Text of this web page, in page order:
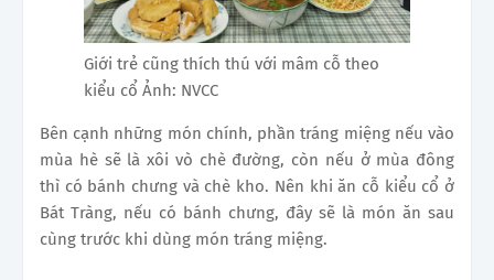
Giới trẻ cũng thích thú với mâm cỗ theo
kiểu cổ Ảnh: NVCC
Bên cạnh những món chính, phần tráng miệng nếu vào
mùa hè sẽ là xôi vò chè đường, còn nếu ở mùa đông
thì có bánh chưng và chè kho. Nên khi ăn cỗ kiểu cổ ở
Bát Tràng, nếu có bánh chưng, đây sẽ là món ăn sau
cùng trước khi dùng món tráng miệng.